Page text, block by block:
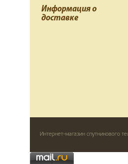
Информация о
доставке
Интернет-магазин спутникового